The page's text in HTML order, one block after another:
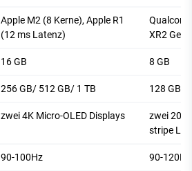
Apple M2 (8 Kerne), Apple R1
(12 ms Latenz)
XR2 Gen
16 GB 8 GB
256 GB/ 512 GB/ 1 TB 128 GB/
zwei 4K Micro-OLED Displays
zwei
stripe
90-100Hz 90-120Hz